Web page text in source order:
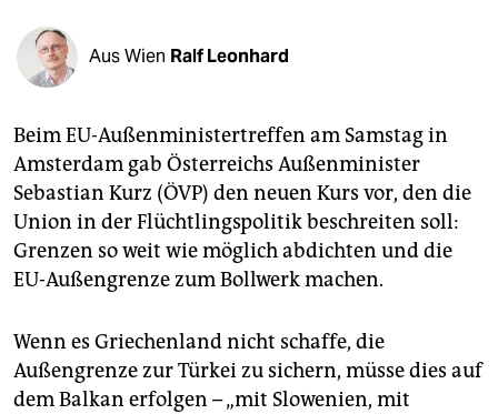
fragen & hilfe
abo
genossenschaft
epaper login
Aus Wien Ralf Leonhard
Beim EU-Außenministertreffen am Samstag in
Amsterdam gab Österreichs Außenminister
Sebastian Kurz (ÖVP) den neuen Kurs vor, den die
Union in der Flüchtlingspolitik beschreiten soll:
Grenzen so weit wie möglich abdichten und die
EU-Außengrenze zum Bollwerk machen.
Wenn es Griechenland nicht schaffe, die
Außengrenze zur Türkei zu sichern, müsse dies auf
dem Balkan erfolgen – „mit Slowenien, mit